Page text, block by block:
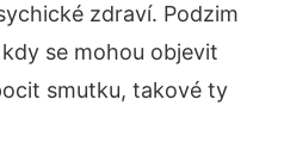
zdraví. Podzim
se mohou objevit
smutku, takové ty